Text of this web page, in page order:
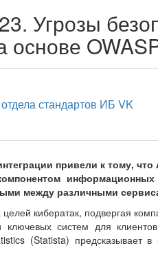
Угрозы
основе
стандартов ИБ VK
привели к тому,
между различными
кибератак, подвергая
ключевых систем для
(Statista) предсказывает